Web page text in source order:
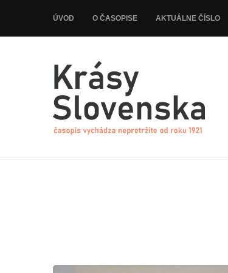
ÚVOD O ČASOPISE AKTUÁLNE ČÍSLO